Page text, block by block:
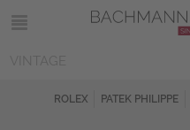
ROLEX PATEK PHILIPPE